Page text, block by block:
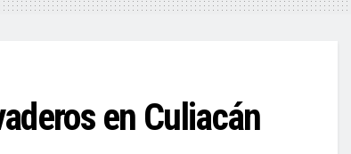
en Culiacán